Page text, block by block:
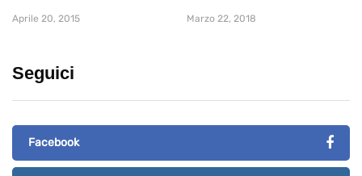
Aprile 20, 2015 Marzo 22, 2018
Seguici
Facebook